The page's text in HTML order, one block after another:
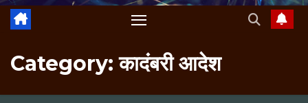
Category:कादंबरी आदेश